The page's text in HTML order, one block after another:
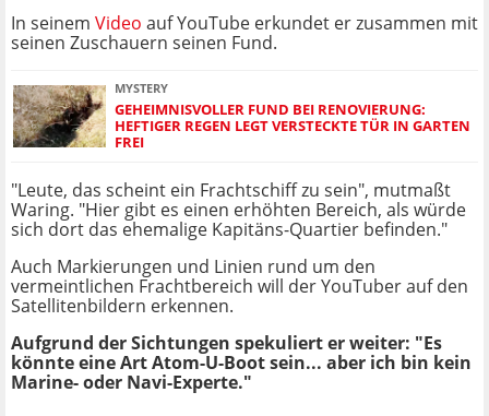
In seinem Video auf YouTube erkundet er zusammen mit
seinen Zuschauern seinen Fund.
MYSTERY
GEHEIMNISVOLLER FUND BEI RENOVIERUNG:
HEFTIGER REGEN LEGT VERSTECKTE TÜR IN GARTEN
FREI
"Leute, das scheint ein Frachtschiff zu sein", mutmaßt
Waring. "Hier gibt es einen erhöhten Bereich, als würde
sich dort das ehemalige Kapitäns-Quartier befinden."
Auch Markierungen und Linien rund um den
vermeintlichen Frachtbereich will der YouTuber auf den
Satellitenbildern erkennen.
Aufgrund der Sichtungen spekuliert er weiter: "Es
könnte eine Art Atom-U-Boot sein... aber ich bin kein
Marine- oder Navi-Experte."